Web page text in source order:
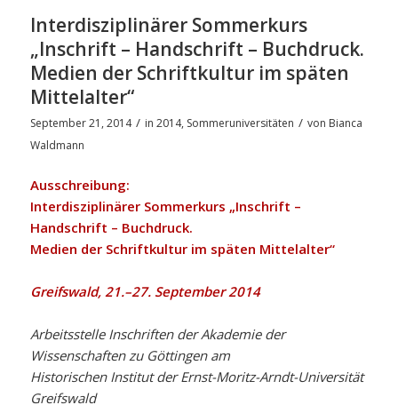
Interdisziplinärer Sommerkurs
„Inschrift – Handschrift – Buchdruck.
Medien der Schriftkultur im späten
Mittelalter“
September 21, 2014 / in 2014, Sommeruniversitäten / von Bianca
Waldmann
Ausschreibung:
Interdisziplinärer Sommerkurs „Inschrift –
Handschrift – Buchdruck.
Medien der Schriftkultur im späten Mittelalter“
Greifswald, 21.–27. September 2014
Arbeitsstelle Inschriften der Akademie der
Wissenschaften zu Göttingen am
Historischen Institut der Ernst-Moritz-Arndt-Universität
Greifswald